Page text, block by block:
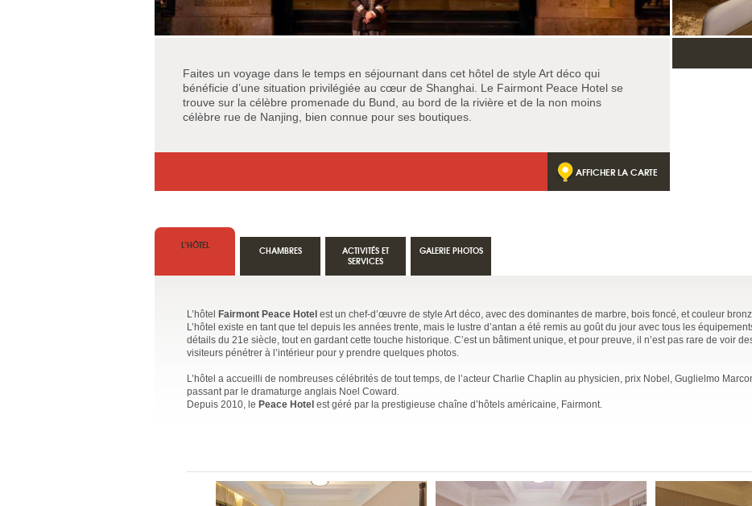
Faites un voyage dans le temps en séjournant dans cet hôtel de style Art déco qui
bénéficie d’une situation privilégiée au cœur de Shanghai. Le Fairmont Peace Hotel se
trouve sur la célèbre promenade du Bund, au bord de la rivière et de la non moins
célèbre rue de Nanjing, bien connue pour ses boutiques.
AFFICHER LA CARTE
L’HÔTEL
L’hôtel Fairmont Peace Hotel est un chef-d’œuvre de style Art déco, avec des dominantes de marbre, bois foncé, et couleur
L’hôtel existe en tant que tel depuis les années trente, mais le lustre d’antan a été remis au goût du jour avec tous les
détails du 21e siècle, tout en gardant cette touche historique. C’est un bâtiment unique, et pour preuve, il n’est pas rare de voir
visiteurs pénétrer à l’intérieur pour y prendre quelques photos.
L’hôtel a accueilli de nombreuses célébrités de tout temps, de l’acteur Charlie Chaplin au physicien, prix Nobel, Guglielmo
passant par le dramaturge anglais Noel Coward.
Depuis 2010, le Peace Hotel est géré par la prestigieuse chaîne d’hôtels américaine, Fairmont.
CHAMBRES
ACTIVITÉS ET
SERVICES
GALERIE PHOTOS